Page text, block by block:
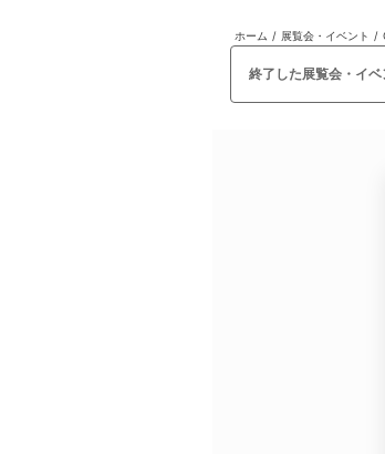
ホーム / 展覧会・イベント /
終了した展覧会・イ